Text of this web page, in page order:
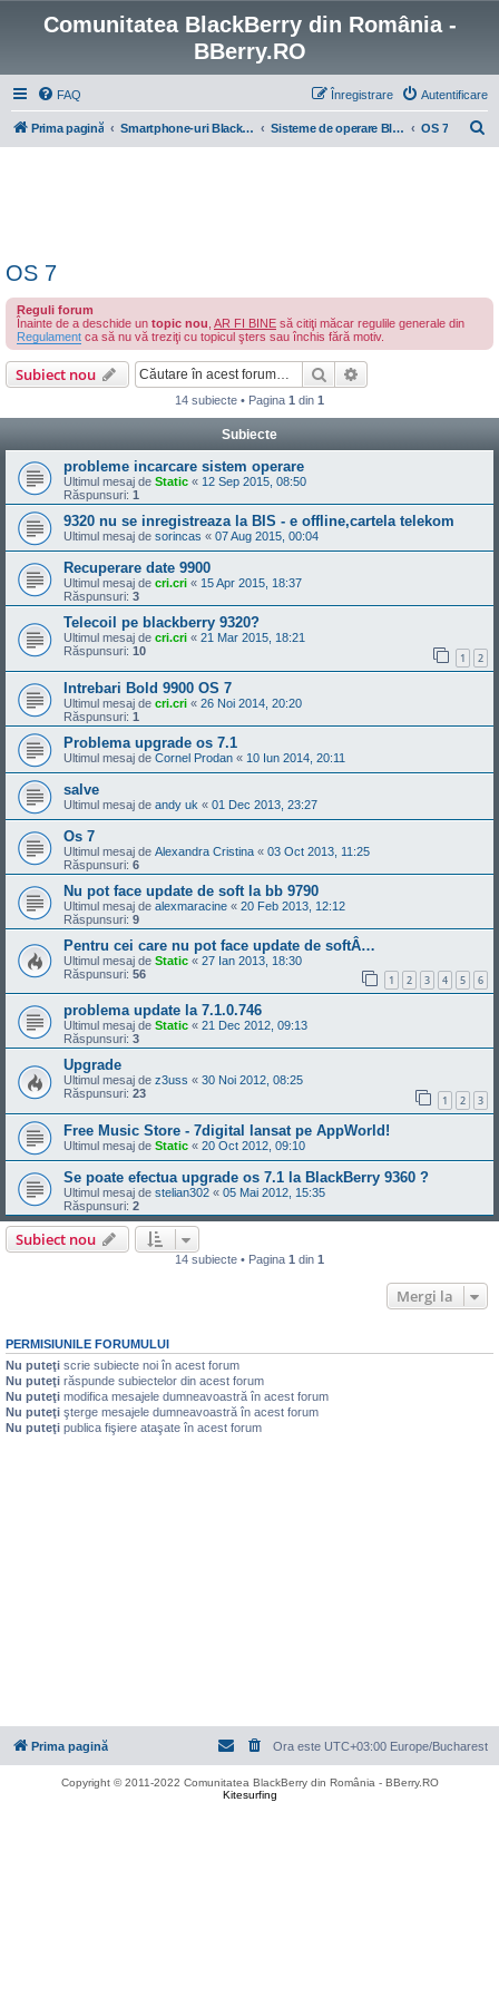
Comunitatea BlackBerry din România -
BBerry.RO
FAQ Autentificare
Înregistrare
Prima pagină Smartphone-uri BlackBerry cu OS 4-7 Sisteme de operare BlackBerry OS 7
OS 7
Reguli forum
Înainte de a deschide un topic nou AR FI BINE să citiţi măcar regulile generale din
Regulament ca să nu vă treziţi cu topicul şters sau închis fără motiv.
Subiect nou Căutare
14 subiecte • Pagina 1 din 1
Subiecte
probleme incarcare sistem operare
Ultimul mesaj de Static « 12 Sep 2015, 08:50
Răspunsuri: 1
9320 nu se inregistreaza la BIS - e offline,cartela telekom
Ultimul mesaj de sorincas « 07 Aug 2015, 00:04
Recuperare date 9900
Ultimul mesaj de cri.cri « 15 Apr 2015, 18:37
Răspunsuri: 3
Telecoil pe blackberry 9320?
Ultimul mesaj de cri.cri « 21 Mar 2015, 18:21
Răspunsuri: 10 1 2
Intrebari Bold 9900 OS 7
Ultimul mesaj de cri.cri « 26 Noi 2014, 20:20
Răspunsuri: 1
Problema upgrade os 7.1
Ultimul mesaj de Cornel Prodan « 10 Iun 2014, 20:11
salve
Ultimul mesaj de andy uk « 01 Dec 2013, 23:27
Os 7
Ultimul mesaj de Alexandra Cristina « 03 Oct 2013, 11:25
Răspunsuri: 6
Nu pot face update de soft la bb 9790
Ultimul mesaj de alexmaracine « 20 Feb 2013, 12:12
Răspunsuri: 9
Pentru cei care nu pot face update de softÂ…
Ultimul mesaj de Static « 27 Ian 2013, 18:30
Răspunsuri: 56 1 2 3 4 5 6
problema update la 7.1.0.746
Ultimul mesaj de Static « 21 Dec 2012, 09:13
Răspunsuri: 3
Upgrade
Ultimul mesaj de z3uss « 30 Noi 2012, 08:25
Răspunsuri: 23 1 2 3
Free Music Store - 7digital lansat pe AppWorld!
Ultimul mesaj de Static « 20 Oct 2012, 09:10
Se poate efectua upgrade os 7.1 la BlackBerry 9360 ?
Ultimul mesaj de stelian302 « 05 Mai 2012, 15:35
Răspunsuri: 2
Subiect nou
14 subiecte • Pagina 1 din 1
Mergi la
PERMISIUNILE FORUMULUI
Nu puteţi scrie subiecte noi în acest forum
Nu puteţi răspunde subiectelor din acest forum
Nu puteţi modifica mesajele dumneavoastră în acest forum
Nu puteţi şterge mesajele dumneavoastră în acest forum
Nu puteţi publica fişiere ataşate în acest forum
Prima pagină Ora este UTC+03:00 Europe/Bucharest
Copyright © 2011-2022 Comunitatea BlackBerry din România - BBerry.RO
Kitesurfing